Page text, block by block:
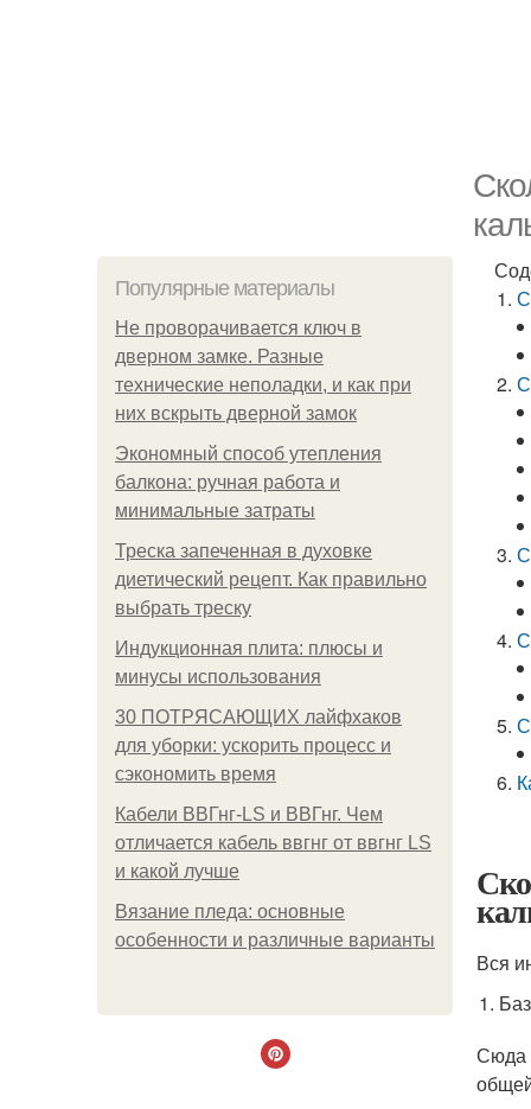
Популярные материалы
Не проворачивается ключ в
дверном замке. Разные
технические неполадки, и как при
них вскрыть дверной замок
Экономный способ утепления
балкона: ручная работа и
минимальные затраты
Треска запеченная в духовке
диетический рецепт. Как правильно
выбрать треску
Индукционная плита: плюсы и
минусы использования
30 ПОТРЯСАЮЩИХ лайфхаков
для уборки: ускорить процесс и
сэкономить время
Кабели ВВГнг-LS и ВВГнг. Чем
отличается кабель ввгнг от ввгнг LS
и какой лучше
Вязание пледа: основные
особенности и различные варианты
Вся
Сюда